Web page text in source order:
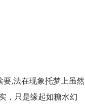
要,法在现象托梦上虽然
，只是缘起如糖水幻